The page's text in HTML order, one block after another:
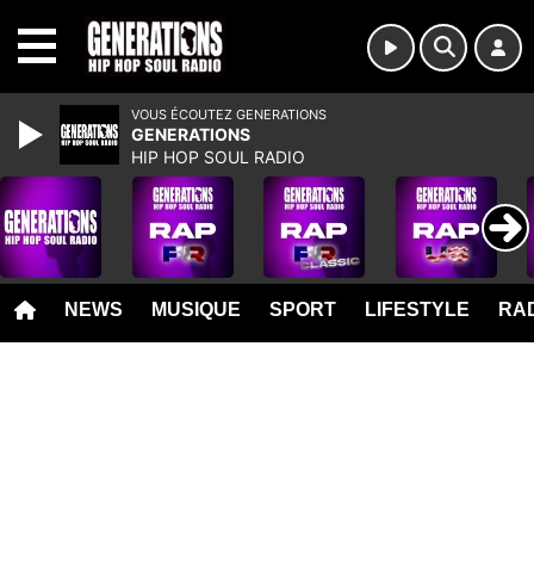
NEWS MUSIQUE SPORT LIFESTYLE
VOUS ÉCOUTEZ GENERATIONS
GENERATIONS
HIP HOP SOUL RADIO